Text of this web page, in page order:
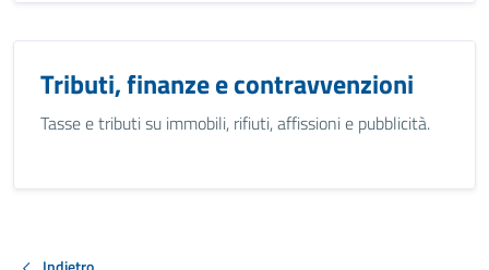
Tributi, finanze e contravvenzioni
Tasse e tributi su immobili, rifiuti, affissioni e pubblicità.